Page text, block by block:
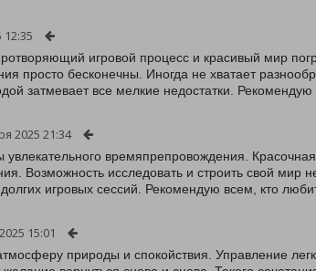
12:35
игровой процесс и красивый мир
просто бесконечны. Иногда не хватает
затмевает все мелкие недостатки.
2025 21:34
увлекательного времяпрепровождения.
Возможность исследовать и строить свой мир
игровых сессий. Рекомендую всем, кто
15:01
природы и спокойствия. Управление